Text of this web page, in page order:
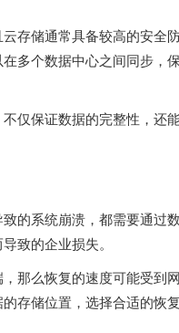
存储通常具备较高的安全
多个数据中心之间同步，保
仅保证数据的完整性，还
的系统崩溃，都需要通过数
致的企业损失。
那么恢复的速度可能受到网
存储位置，选择合适的恢复